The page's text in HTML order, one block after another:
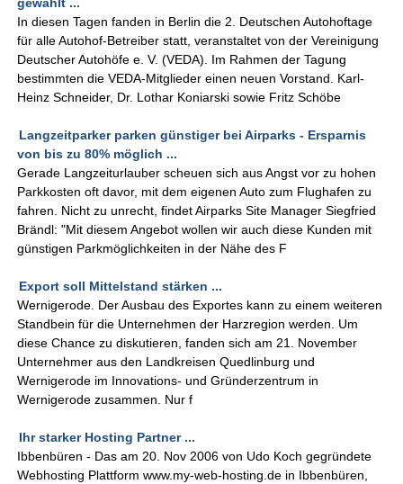
In diesen Tagen fanden in Berlin die 2. Deutschen Autohoftage
für alle Autohof-Betreiber statt, veranstaltet von der Vereinigung
Deutscher Autohöfe e. V. (VEDA). Im Rahmen der Tagung
bestimmten die VEDA-Mitglieder einen neuen Vorstand. Karl-
Heinz Schneider, Dr. Lothar Koniarski sowie Fritz Schöbe
Langzeitparker parken günstiger bei Airparks - Ersparnis
von bis zu 80% möglich ...
Gerade Langzeiturlauber scheuen sich aus Angst vor zu hohen
Parkkosten oft davor, mit dem eigenen Auto zum Flughafen zu
fahren. Nicht zu unrecht, findet Airparks Site Manager Siegfried
Brändl: "Mit diesem Angebot wollen wir auch diese Kunden mit
günstigen Parkmöglichkeiten in der Nähe des F
Export soll Mittelstand stärken ...
Wernigerode. Der Ausbau des Exportes kann zu einem weiteren
Standbein für die Unternehmen der Harzregion werden. Um
diese Chance zu diskutieren, fanden sich am 21. November
Unternehmer aus den Landkreisen Quedlinburg und
Wernigerode im Innovations- und Gründerzentrum in
Wernigerode zusammen. Nur f
Ihr starker Hosting Partner ...
Ibbenbüren - Das am 20. Nov 2006 von Udo Koch gegründete
Webhosting Plattform www.my-web-hosting.de in Ibbenbüren,